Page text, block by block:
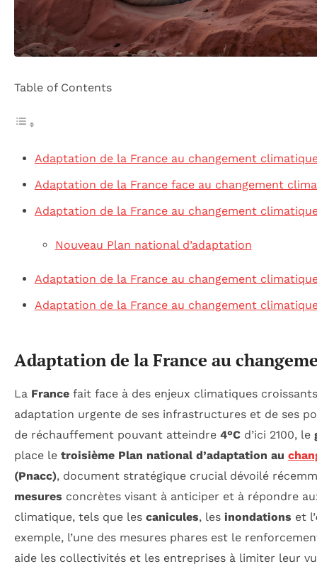
Table of Contents
Adaptation de la France au changement
Adaptation de la France face au changement
Adaptation de la France au changement
Nouveau Plan national d’adaptation
Adaptation de la France au changement
Adaptation de la France au changement
Adaptation de la France au
La France fait face à des enjeux climatiques
adaptation urgente de ses infrastructures et de ses
de réchauffement pouvant atteindre 4°C d’ici 2100, le
place le troisième Plan national d’adaptation au
(Pnacc), document stratégique crucial dévoilé
mesures concrètes visant à anticiper et à répondre
climatique, tels que les canicules, les inondations et l’
exemple, l’une des mesures phares est le
aide les collectivités et les entreprises à limiter leur